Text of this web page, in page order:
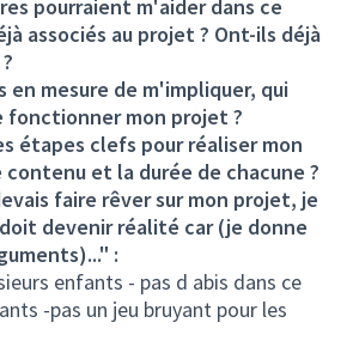
pourraient m'aider dans ce
associés au projet ? Ont-ils déjà
en mesure de m'impliquer, qui
mon projet ?
étapes clefs pour réaliser mon
et la durée de chacune ?
faire rêver sur mon projet, je
devenir réalité car (je donne
:
enfants - pas d abis dans ce
-pas un jeu bruyant pour les